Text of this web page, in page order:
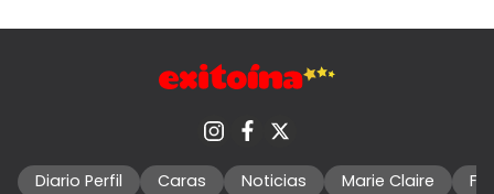
Diario Perfil Caras Noticias Marie Claire